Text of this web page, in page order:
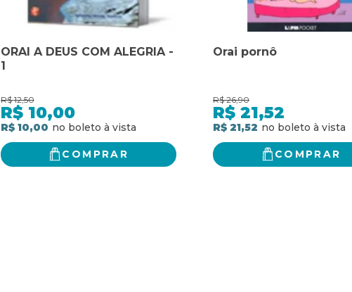
ORAI A DEUS COM ALEGRIA -
1
R$ 12,50
R$ 10,00
R$ 10,00
COMPRAR
Orai pornô
R$ 26,90
R$ 21,52
R$ 21,52
COMPRAR